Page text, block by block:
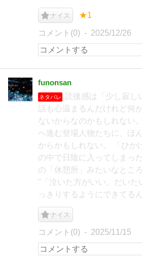
ナイス ★1
コメント(0) 2025/12/26
funonsan
ネタバレ
読後感は「少し寂し
話も心温まるんだけれど何
ないからなのかもしれない
へ進む登場人物たちに、ほ
からかもしれない。 「ひか
の中で日陰に入ってしまっ
の「休憩所」みたいなとこ
"「泣いた方がいい。だいた
っきりするようにできてる
ナイス
コメント(0) 2025/11/15